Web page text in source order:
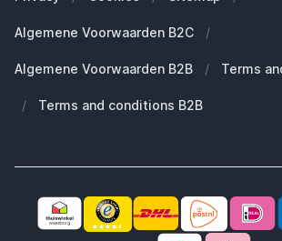
Groot en uniek assortiment
400.000+ klanten geleverd
Welke MagSafe heb ik nodig?
Werken bij SB Supply
Working at SB Supply
Algemene Voorwaarden B2C /
Algemene Voorwaarden B2B / Terms
/ Terms and conditions B2B